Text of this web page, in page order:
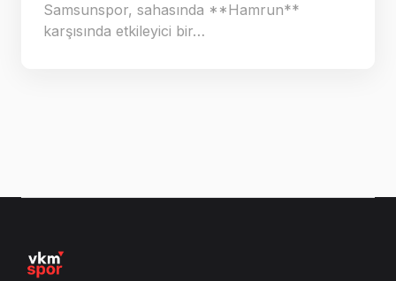
Samsunspor, sahasında **Hamrun**
karşısında etkileyici bir…